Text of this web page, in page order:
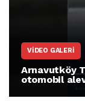
VIDEO GALERI
Arnavutköy
otomobil